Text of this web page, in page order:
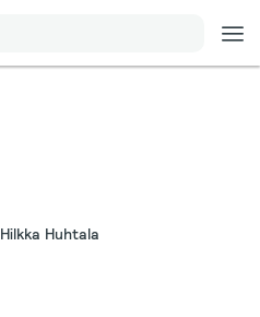
Hilkka Huhtala